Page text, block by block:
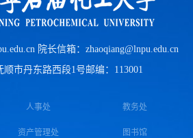
院长信箱：zhaoqiang@lnpu.edu.cn
顺市丹东路西段1号邮编：113001
人事处 教务处
资产管理处 图书馆